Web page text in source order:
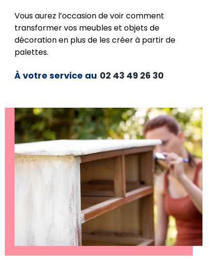
Vous aurez l’occasion de voir comment
transformer vos meubles et objets de
décoration en plus de les créer à partir de
palettes.
À votre service au 02 43 49 26 30